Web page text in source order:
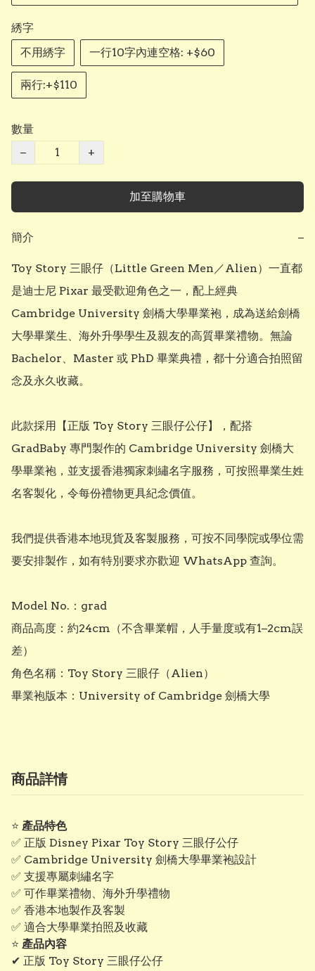
綉字
不用綉字
一行10字內連空格: +$60
兩行:+$110
數量
−
+
加至購物車
簡介 −
Toy Story 三眼仔（Little Green Men／Alien）一直都
是迪士尼 Pixar 最受歡迎角色之一，配上經典
Cambridge University 劍橋大學畢業袍，成為送給劍橋
大學畢業生、海外升學學生及親友的高質畢業禮物。無論
Bachelor、Master 或 PhD 畢業典禮，都十分適合拍照留
念及永久收藏。
此款採用【正版 Toy Story 三眼仔公仔】，配搭
GradBaby 專門製作的 Cambridge University 劍橋大
學畢業袍，並支援香港獨家刺繡名字服務，可按照畢業生姓
名客製化，令每份禮物更具紀念價值。
我們提供香港本地現貨及客製服務，可按不同學院或學位需
要安排製作，如有特別要求亦歡迎 WhatsApp 查詢。
Model No.：grad
商品高度：約24cm（不含畢業帽，人手量度或有1–2cm誤
差）
角色名稱：Toy Story 三眼仔（Alien）
畢業袍版本：University of Cambridge 劍橋大學
商品詳情
⭐ 產品特色
✅ 正版 Disney Pixar Toy Story 三眼仔公仔
✅ Cambridge University 劍橋大學畢業袍設計
✅ 支援專屬刺繡名字
✅ 可作畢業禮物、海外升學禮物
✅ 香港本地製作及客製
✅ 適合大學畢業拍照及收藏
⭐ 產品內容
✔ 正版 Toy Story 三眼仔公仔